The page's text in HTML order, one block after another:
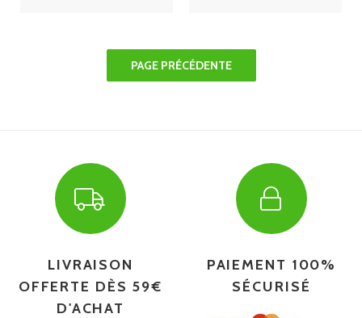
LIVRAISON
OFFERTE DÈS 59€
D'ACHAT
PAIEMENT 100%
SÉCURISÉ